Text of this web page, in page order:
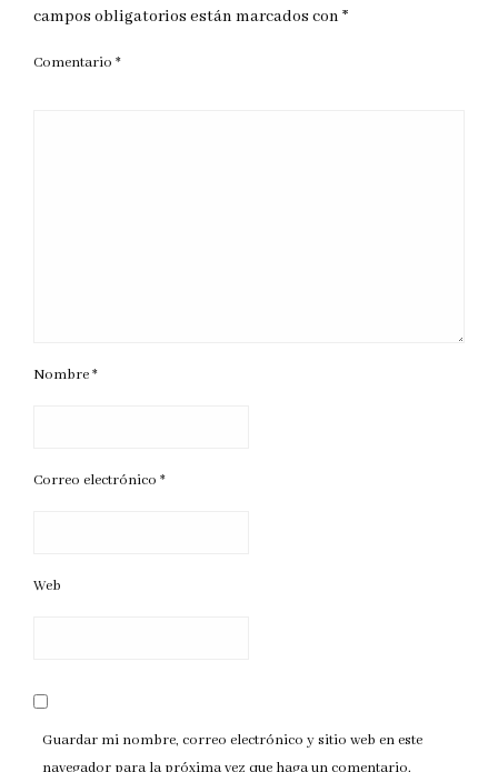
campos obligatorios están marcados con *
Comentario *
Nombre*
Correo electrónico *
Web
Guardar mi nombre, correo electrónico y sitio web en este
navegador para la próxima vez que haga un comentario.